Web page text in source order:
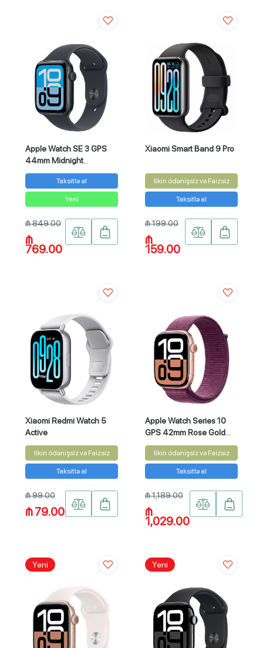
Apple Watch SE 3 GPS
44mm Midnight
Aluminium Case with
Midnight Sport Band
Taksitlə al
Yeni
₼ 849.00
₼
769.00
Xiaomi Smart Band 9 Pro
İlkin ödənişsiz və Faizsiz
Taksitlə al
₼ 199.00
₼
159.00
Xiaomi Redmi Watch 5
Active
İlkin ödənişsiz və Faizsiz
Taksitlə al
₼ 99.00
₼ 79.00
Apple Watch Series 10
GPS 42mm Rose Gold
Aluminium Case with
Plum Sport Loop
İlkin ödənişsiz və Faizsiz
Taksitlə al
₼ 1,189.00
₼
1,029.00
Yeni Yeni